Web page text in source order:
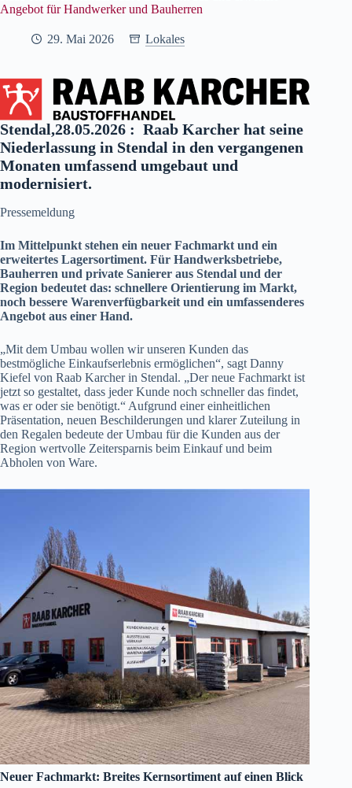
Angebot für Handwerker und Bauherren
29. Mai 2026 Lokales
Stendal,28.05.2026 : Raab Karcher hat seine
Niederlassung in Stendal in den vergangenen
Monaten umfassend umgebaut und
modernisiert.
Pressemeldung
Im Mittelpunkt stehen ein neuer Fachmarkt und ein
erweitertes Lagersortiment. Für Handwerksbetriebe,
Bauherren und private Sanierer aus Stendal und der
Region bedeutet das: schnellere Orientierung im Markt,
noch bessere Warenverfügbarkeit und ein umfassenderes
Angebot aus einer Hand.
„Mit dem Umbau wollen wir unseren Kunden das
bestmögliche Einkaufserlebnis ermöglichen“, sagt Danny
Kiefel von Raab Karcher in Stendal. „Der neue Fachmarkt ist
jetzt so gestaltet, dass jeder Kunde noch schneller das findet,
was er oder sie benötigt.“ Aufgrund einer einheitlichen
Präsentation, neuen Beschilderungen und klarer Zuteilung in
den Regalen bedeute der Umbau für die Kunden aus der
Region wertvolle Zeitersparnis beim Einkauf und beim
Abholen von Ware.
Neuer Fachmarkt: Breites Kernsortiment auf einen Blick